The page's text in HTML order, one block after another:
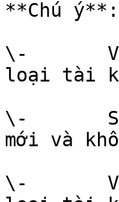
**Chú ý**:
\-
loại tài
\-       Số
mới và
\-       Với